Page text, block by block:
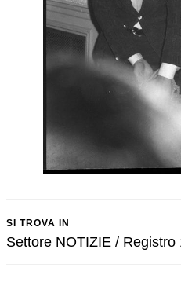
SI TROVA IN
Settore NOTIZIE / Registro